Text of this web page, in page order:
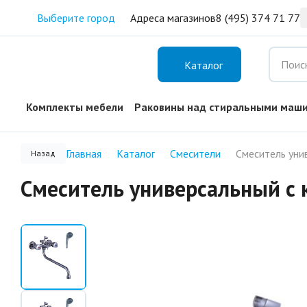
Выберите город Адреса магазинов8 (495) 374 71 77
Каталог
Комплекты мебели Раковины над стиральными
Назад Главная Каталог Смесители
Смеситель универсальный